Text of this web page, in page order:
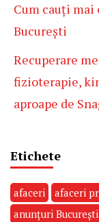
Cum cauți
București
Recuperare
fizioterapie,
aproape de
Etichete
afaceri afaceri
anunțuri București